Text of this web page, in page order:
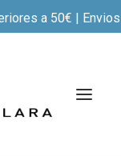
a 50€ |